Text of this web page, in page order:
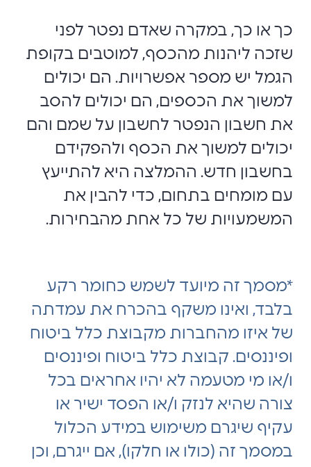
כך או כך, במקרה שאדם נפטר לפני
שזכה ליהנות מהכסף, למוטבים בקופת
הגמל יש מספר אפשרויות. הם יכולים
למשוך את הכספים, הם יכולים להסב
את חשבון הנפטר לחשבון על שמם והם
יכולים למשוך את הכסף ולהפקידם
בחשבון חדש. ההמלצה היא להתייעץ
עם מומחים בתחום, כדי להבין את
המשמעויות של כל אחת מהבחירות.
*מסמך זה מיועד לשמש כחומר רקע
בלבד, ואינו משקף בהכרח את עמדתה
של איזו מהחברות מקבוצת כלל ביטוח
ופיננסים. קבוצת כלל ביטוח ופיננסים
ו/או מי מטעמה לא יהיו אחראים בכל
צורה שהיא לנזק ו/או הפסד ישיר או
עקיף שיגרם משימוש במידע הכלול
במסמך זה (כולו או חלקו), אם ייגרם, וכן